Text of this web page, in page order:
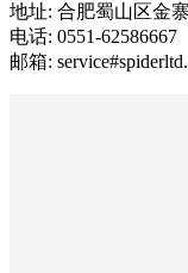
地址: 合肥蜀山区金
电话: 0551-62586667
邮箱: